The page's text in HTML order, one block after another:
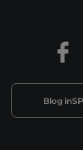
Blog